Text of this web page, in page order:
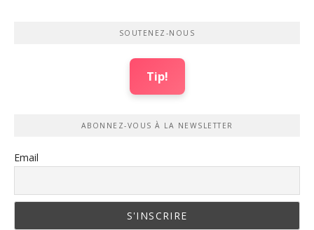
SOUTENEZ-NOUS
Tip!
ABONNEZ-VOUS À LA NEWSLETTER
Email